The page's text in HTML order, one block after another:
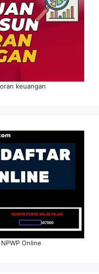
keuangan
Online